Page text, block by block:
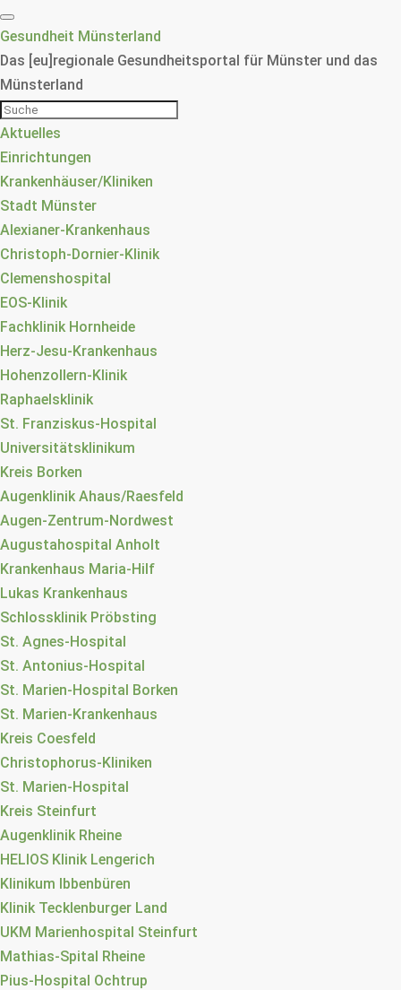
Gesundheit Münsterland
Das [eu]regionale Gesundheitsportal für Münster und das
Münsterland
Aktuelles
Einrichtungen
Krankenhäuser/Kliniken
Stadt Münster
Alexianer-Krankenhaus
Christoph-Dornier-Klinik
Clemenshospital
EOS-Klinik
Fachklinik Hornheide
Herz-Jesu-Krankenhaus
Hohenzollern-Klinik
Raphaelsklinik
St. Franziskus-Hospital
Universitätsklinikum
Kreis Borken
Augenklinik Ahaus/Raesfeld
Augen-Zentrum-Nordwest
Augustahospital Anholt
Krankenhaus Maria-Hilf
Lukas Krankenhaus
Schlossklinik Pröbsting
St. Agnes-Hospital
St. Antonius-Hospital
St. Marien-Hospital Borken
St. Marien-Krankenhaus
Kreis Coesfeld
Christophorus-Kliniken
St. Marien-Hospital
Kreis Steinfurt
Augenklinik Rheine
HELIOS Klinik Lengerich
Klinikum Ibbenbüren
Klinik Tecklenburger Land
UKM Marienhospital Steinfurt
Mathias-Spital Rheine
Pius-Hospital Ochtrup